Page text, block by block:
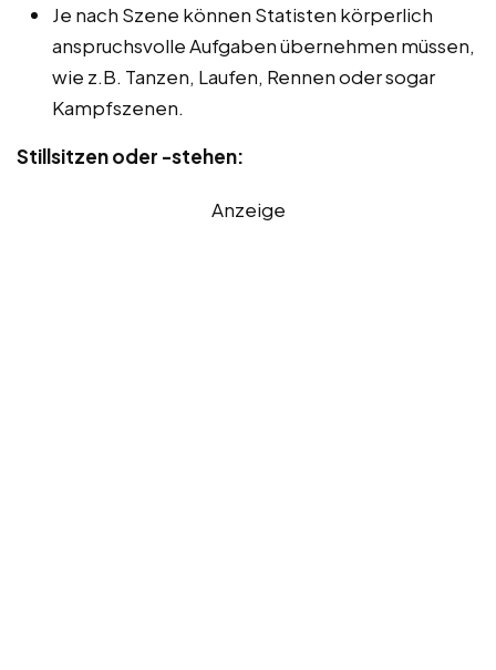
Je nach Szene können Statisten körperlich
anspruchsvolle Aufgaben übernehmen müssen,
wie z.B. Tanzen, Laufen, Rennen oder sogar
Kampfszenen.
Stillsitzen oder -stehen:
Anzeige